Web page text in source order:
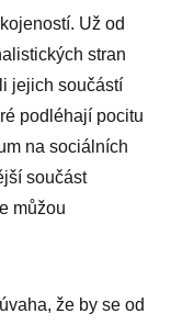
Už od
stran
jejich součástí
podléhají pocitu
na sociálních
součást
můžou
že by se od